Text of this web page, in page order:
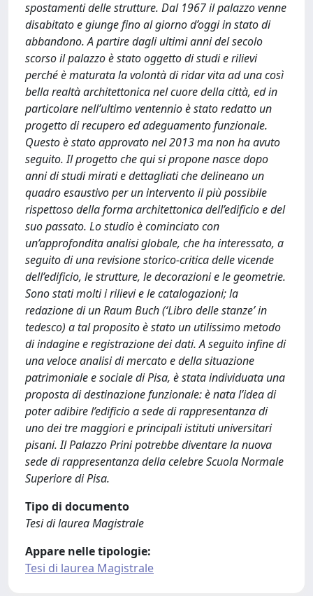
spostamenti delle strutture. Dal 1967 il palazzo venne
disabitato e giunge fino al giorno d’oggi in stato di
abbandono. A partire dagli ultimi anni del secolo
scorso il palazzo è stato oggetto di studi e rilievi
perché è maturata la volontà di ridar vita ad una così
bella realtà architettonica nel cuore della città, ed in
particolare nell’ultimo ventennio è stato redatto un
progetto di recupero ed adeguamento funzionale.
Questo è stato approvato nel 2013 ma non ha avuto
seguito. Il progetto che qui si propone nasce dopo
anni di studi mirati e dettagliati che delineano un
quadro esaustivo per un intervento il più possibile
rispettoso della forma architettonica dell’edificio e del
suo passato. Lo studio è cominciato con
un’approfondita analisi globale, che ha interessato, a
seguito di una revisione storico-critica delle vicende
dell’edificio, le strutture, le decorazioni e le geometrie.
Sono stati molti i rilievi e le catalogazioni; la
redazione di un Raum Buch (‘Libro delle stanze’ in
tedesco) a tal proposito è stato un utilissimo metodo
di indagine e registrazione dei dati. A seguito infine di
una veloce analisi di mercato e della situazione
patrimoniale e sociale di Pisa, è stata individuata una
proposta di destinazione funzionale: è nata l’idea di
poter adibire l’edificio a sede di rappresentanza di
uno dei tre maggiori e principali istituti universitari
pisani. Il Palazzo Prini potrebbe diventare la nuova
sede di rappresentanza della celebre Scuola Normale
Superiore di Pisa.
Tipo di documento
Tesi di laurea Magistrale
Appare nelle tipologie:
Tesi di laurea Magistrale